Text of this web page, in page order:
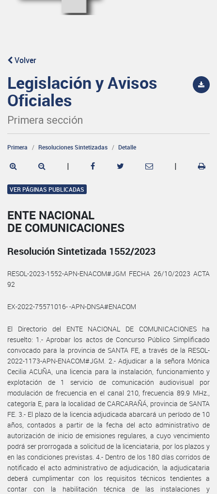
Volver
Legislación y Avisos
Oficiales
Primera sección
Primera Resoluciones Sintetizadas Detalle
| |
VER PÁGINAS PUBLICADAS
ENTE NACIONAL
DE COMUNICACIONES
Resolución Sintetizada 1552/2023
RESOL-2023-1552-APN-ENACOM#JGM FECHA 26/10/2023 ACTA
92
EX-2022-75571016- -APN-DNSA#ENACOM
El Directorio del ENTE NACIONAL DE COMUNICACIONES ha
resuelto: 1.- Aprobar los actos de Concurso Público Simplificado
convocado para la provincia de SANTA FE, a través de la RESOL-
2022-1173-APN-ENACOM#JGM. 2.- Adjudicar a la señora Mónica
Cecilia ACUÑA, una licencia para la instalación, funcionamiento y
explotación de 1 servicio de comunicación audiovisual por
modulación de frecuencia en el canal 210, frecuencia 89.9 MHz.,
categoría E, para la localidad de CARCARAÑÁ, provincia de SANTA
FE. 3.- El plazo de la licencia adjudicada abarcará un período de 10
años, contados a partir de la fecha del acto administrativo de
autorización de inicio de emisiones regulares, a cuyo vencimiento
podrá ser prorrogada a solicitud de la licenciataria, por los plazos y
en las condiciones previstas. 4.- Dentro de los 180 días corridos de
notificado el acto administrativo de adjudicación, la adjudicataria
deberá cumplimentar con los requisitos técnicos tendientes a
contar con la habilitación técnica de las instalaciones y